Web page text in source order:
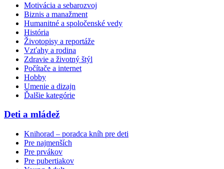
Motivácia a sebarozvoj
Biznis a manažment
Humanitné a spoločenské vedy
História
Životopisy a reportáže
Vzťahy a rodina
Zdravie a životný štýl
Počítače a internet
Hobby
Umenie a dizajn
Ďalšie kategórie
Deti a mládež
Knihorad – poradca kníh pre deti
Pre najmenších
Pre prvákov
Pre pubertiakov